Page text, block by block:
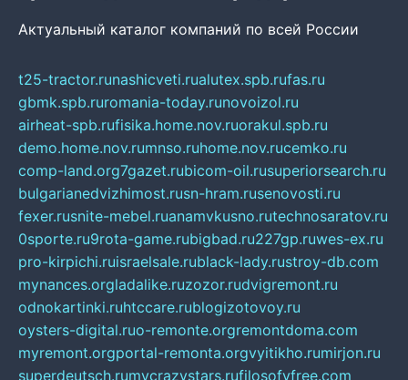
Актуальный каталог компаний по всей России
t25-tractor.runashicveti.rualutex.spb.rufas.ru
gbmk.spb.ruromania-today.runovoizol.ru
airheat-spb.rufisika.home.nov.ruorakul.spb.ru
demo.home.nov.rumnso.ruhome.nov.rucemko.ru
comp-land.org7gazet.rubicom-oil.rusuperiorsearch.ru
bulgarianedvizhimost.rusn-hram.rusenovosti.ru
fexer.rusnite-mebel.ruanamvkusno.rutechnosaratov.ru
0sporte.ru9rota-game.rubigbad.ru227gp.ruwes-ex.ru
pro-kirpichi.ruisraelsale.rublack-lady.rustroy-db.com
mynances.orgladalike.ruzozor.rudvigremont.ru
odnokartinki.ruhtccare.rublogizotovoy.ru
oysters-digital.ruo-remonte.orgremontdoma.com
myremont.orgportal-remonta.orgvyitikho.rumirjon.ru
superdeutsch.rumycrazystars.rufilosofyfree.com